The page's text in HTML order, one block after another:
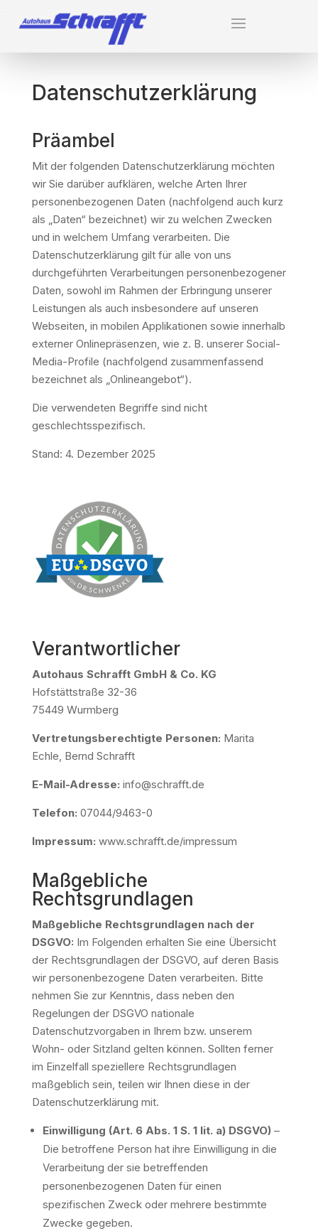
Datenschutzerklärung
Präambel
Mit der folgenden Datenschutzerklärung möchten
wir Sie darüber aufklären, welche Arten Ihrer
personenbezogenen Daten (nachfolgend auch kurz
als „Daten“ bezeichnet) wir zu welchen Zwecken
und in welchem Umfang verarbeiten. Die
Datenschutzerklärung gilt für alle von uns
durchgeführten Verarbeitungen personenbezogener
Daten, sowohl im Rahmen der Erbringung unserer
Leistungen als auch insbesondere auf unseren
Webseiten, in mobilen Applikationen sowie innerhalb
externer Onlinepräsenzen, wie z. B. unserer Social-
Media-Profile (nachfolgend zusammenfassend
bezeichnet als „Onlineangebot“).
Die verwendeten Begriffe sind nicht
geschlechtsspezifisch.
Stand: 4. Dezember 2025
Verantwortlicher
Autohaus Schrafft GmbH & Co. KG
Hofstättstraße 32-36
75449 Wurmberg
Vertretungsberechtigte Personen: Marita
Echle, Bernd Schrafft
E-Mail-Adresse: info@schrafft.de
Telefon: 07044/9463-0
Impressum: www.schrafft.de/impressum
Maßgebliche
Rechtsgrundlagen
Maßgebliche Rechtsgrundlagen nach der
DSGVO: Im Folgenden erhalten Sie eine Übersicht
der Rechtsgrundlagen der DSGVO, auf deren Basis
wir personenbezogene Daten verarbeiten. Bitte
nehmen Sie zur Kenntnis, dass neben den
Regelungen der DSGVO nationale
Datenschutzvorgaben in Ihrem bzw. unserem
Wohn- oder Sitzland gelten können. Sollten ferner
im Einzelfall speziellere Rechtsgrundlagen
maßgeblich sein, teilen wir Ihnen diese in der
Datenschutzerklärung mit.
Einwilligung (Art. 6 Abs. 1 S. 1 lit. a) DSGVO)–
Die betroffene Person hat ihre Einwilligung in die
Verarbeitung der sie betreffenden
personenbezogenen Daten für einen
spezifischen Zweck oder mehrere bestimmte
Zwecke gegeben.